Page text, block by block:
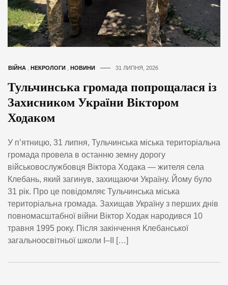
ВІЙНА НЕКРОЛОГИ НОВИНИ 31 ЛИПНЯ, 2026
Тульчинська громада попрощалася із
Захисником України Віктором
Ходаком
У п’ятницю, 31 липня, Тульчинська міська територіальна
громада провела в останню земну дорогу
військовослужбовця Віктора Ходака — жителя села
Клебань, який загинув, захищаючи Україну. Йому було
31 рік. Про це повідомляє Тульчинська міська
територіальна громада. Захищав Україну з перших днів
повномасштабної війни Віктор Ходак народився 10
травня 1995 року. Після закінчення Клебанської
загальноосвітньої школи І–ІІ […]